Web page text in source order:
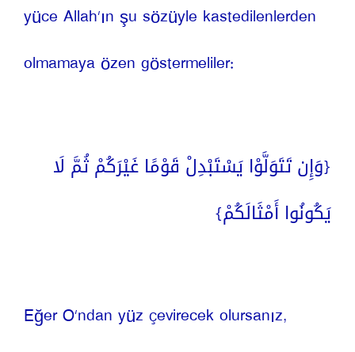
yüce Allah’ın şu sözüyle kastedilenlerden
olmamaya özen göstermeliler:
يَكُونُوا أَمْثَالَكُمْ}
Eğer O’ndan yüz çevirecek olursanız,